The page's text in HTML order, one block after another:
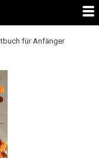
für Anfänger